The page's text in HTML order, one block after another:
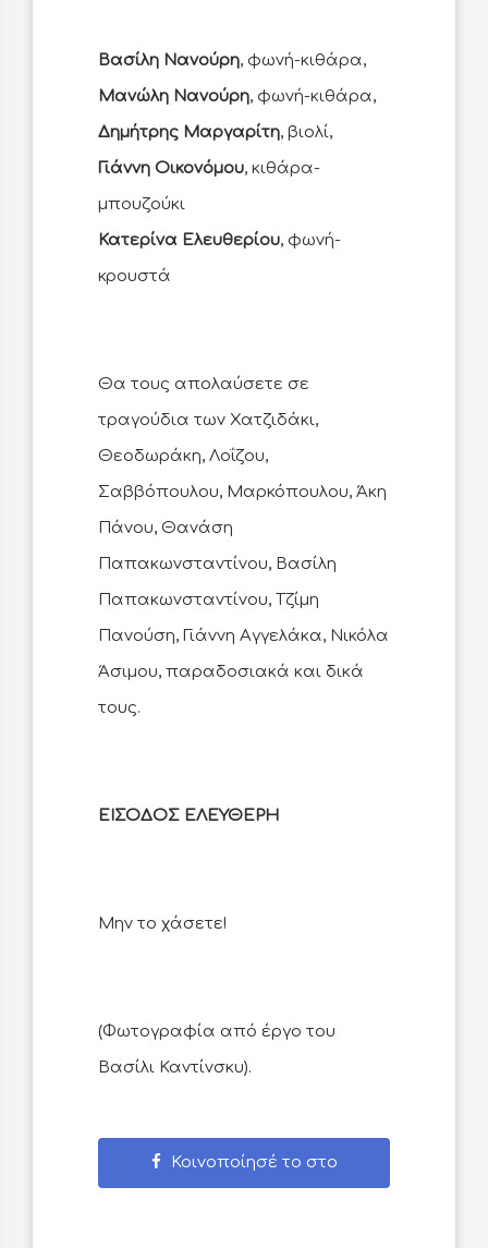
Βασίλη Νανούρη
Μανώλη Νανούρη
Δημήτρης Μαργαρίτη
Γιάννη Οικονόμου, κιθάρα-
Κατερίνα Ελευθερίου, φωνή-
κρουστά
Θα τους απολαύσετε σε
τραγούδια των Χατζιδάκι,
Θεοδωράκη, Λοΐζου,
Σαββόπουλου, Μαρκόπουλου, Άκη
Πάνου, Θανάση
Παπακωνσταντίνου, Βασίλη
Παπακωνσταντίνου, Τζίμη
Πανούση, Γιάννη Αγγελάκα, Νικόλα
Άσιμου, παραδοσιακά και δικά
τους.
ΕΙΣΟΔΟΣ ΕΛΕΥΘΕΡΗ
Μην το χάσετε!
(Φωτογραφία από έργο του
Κοινοποίησέ το στο